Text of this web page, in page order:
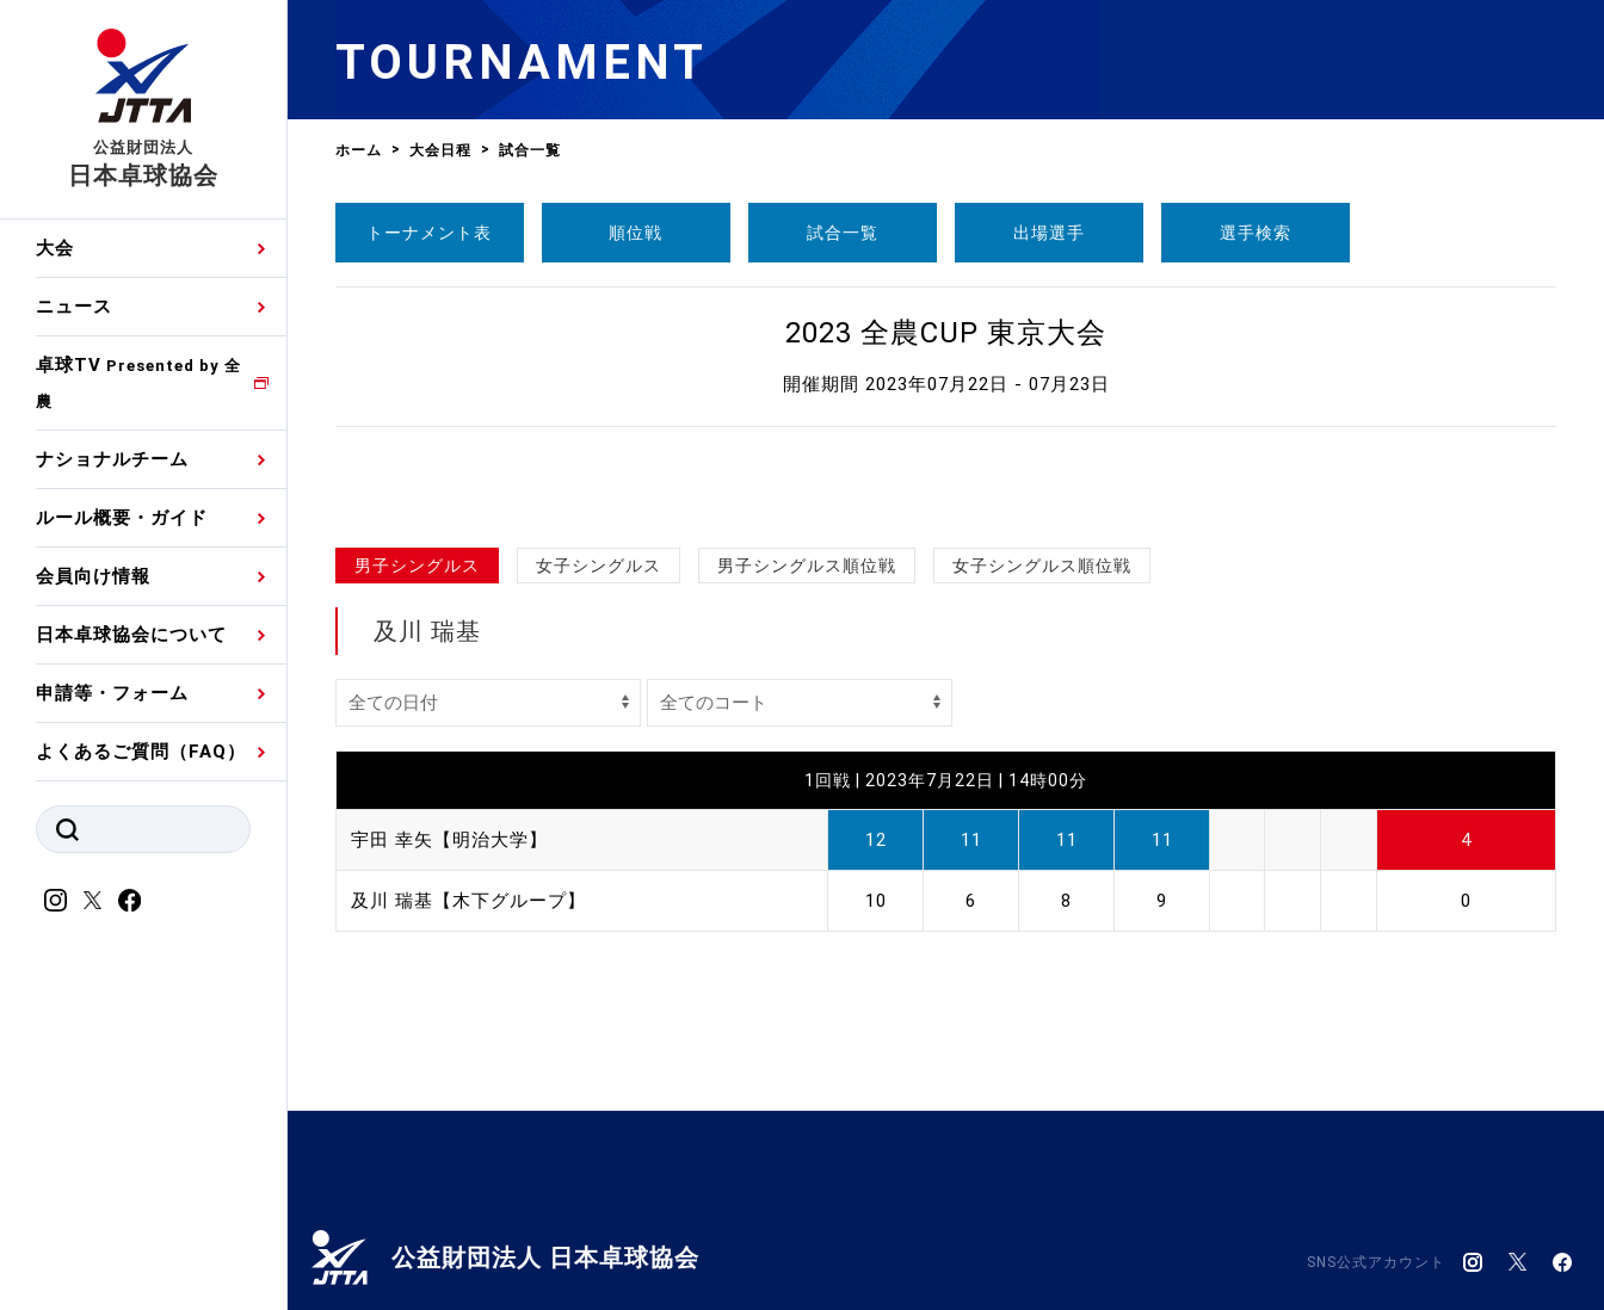
公益財団法人
日本卓球協会
大会
公式大会優勝記録
ニュース
大会・試合
TV・メディア情報
その他
卓球TV Presented by 全
農
ナショナルチーム
男子ナショナルチーム選
強化スタッフ
ルール概要・ガイド
卓球の基本的なルール
卓球用語集
会員向け情報
協会会員登録
審判
公認メーカー一覧
委員会
競技者育成委員会
スポーツ医・科学委員会
日本卓球協会について
卓球協会のミッション
沿革・組織図
ハンドブックデータ
事業計画・事業報告
JTTAスポーツ団体ガバナ
ンスコード
理事会報告
加盟団体登録人数
申請等・フォーム
国際交流届申込みフォーム
競技ウエアチーム名申請
審判員ネームプレート制作
申込
よくあるご質問（FAQ）
TOURNAMENT
ホーム 大会日程 試合一覧
トーナメント表 順位戦 試合一覧 出場選手 選手検索
2023 全農CUP 東京大会
開催期間 2023年07月22日 - 07月23日
男子シングルス 女子シングルス 男子シングルス順位戦 女子シングルス順位戦
及川 瑞基
1回戦 | 2023年7月22日 | 14時00分
宇田 幸矢【明治大学】 12 11 11 11 4
及川 瑞基【木下グループ】 10 6 8 9 0
公益財団法人 日本卓球協会 SNS公式アカウント